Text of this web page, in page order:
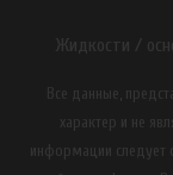
Жидкости /
Все данные,
характер и не
информации